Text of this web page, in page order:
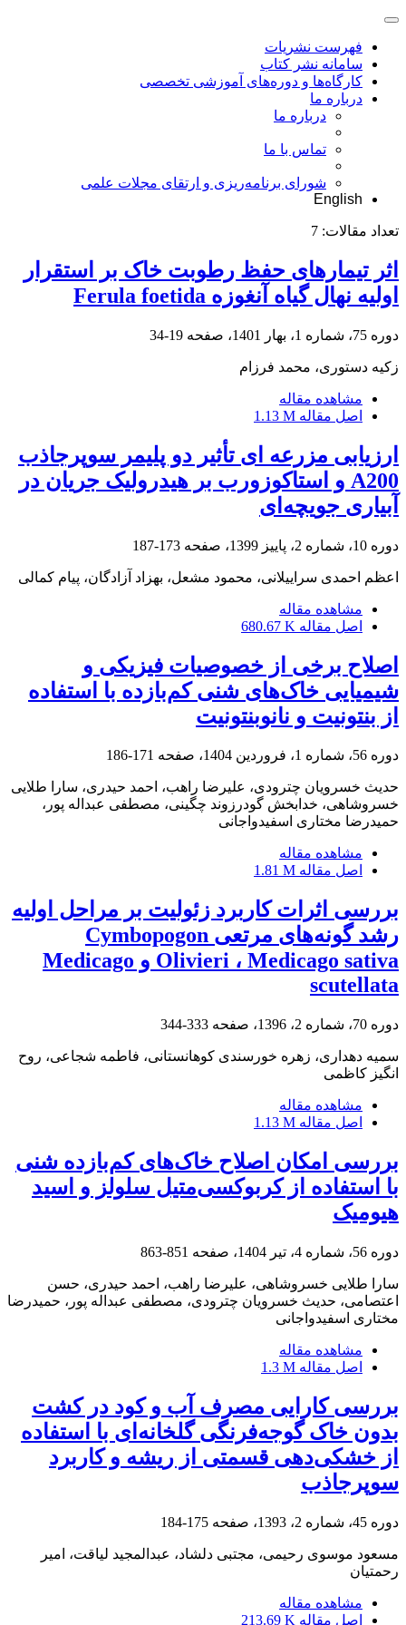
فهرست نشریات
سامانه نشر کتاب
کارگاه‌ها و دوره‌های آموزشی تخصصی
درباره ما
درباره ما
تماس با ما
شورای برنامه‌ریزی و ارتقای مجلات علمی
English
تعداد مقالات: 7
اثر تیمارهای حفظ رطوبت خاک بر استقرار
اولیه نهال گیاه آنغوزه Ferula foetida
دوره 75، شماره 1، بهار 1401، صفحه 19-34
زکیه دستوری، محمد فرزام
مشاهده مقاله
اصل مقاله 1.13 M
ارزیابی مزرعه ای تأثیر دو پلیمر سوپرجاذب
A200 و استاکوزورب بر هیدرولیک جریان در
آبیاری جویچه‌ای
دوره 10، شماره 2، پاییز 1399، صفحه 173-187
اعظم احمدی سراییلانی، محمود مشعل، بهزاد آزادگان، پیام کمالی
مشاهده مقاله
اصل مقاله 680.67 K
اصلاح برخی از خصوصیات فیزیکی و
شیمیایی خاک‌‌های شنی کم‌بازده با استفاده
از بنتونیت و نانوبنتونیت
دوره 56، شماره 1، فروردین 1404، صفحه 171-186
حدیث خسرویان چترودی، علیرضا راهب، احمد حیدری، سارا طلایی
خسروشاهی، خدابخش گودرزوند چگینی، مصطفی عبداله پور،
حمیدرضا مختاری اسفیدواجانی
مشاهده مقاله
اصل مقاله 1.81 M
بررسی اثرات کاربرد زئولیت بر مراحل اولیه
رشد گونه‌های مرتعی Cymbopogon
Olivieri ، Medicago sativa و Medicago
scutellata
دوره 70، شماره 2، 1396، صفحه 333-344
سمیه دهداری، زهره خورسندی کوهانستانی، فاطمه شجاعی، روح
انگیز کاظمی
مشاهده مقاله
اصل مقاله 1.13 M
بررسی امکان اصلاح خاک‌های کم‌بازده شنی
با استفاده از کربوکسی‌متیل سلولز و اسید
هیومیک
دوره 56، شماره 4، تیر 1404، صفحه 851-863
سارا طلایی خسروشاهی، علیرضا راهب، احمد حیدری، حسن
اعتصامی، حدیث خسرویان چترودی، مصطفی عبداله پور، حمیدرضا
مختاری اسفیدواجانی
مشاهده مقاله
اصل مقاله 1.3 M
بررسی کارایی مصرف آب و کود در کشت
بدون خاک گوجه‌‏‌فرنگی گلخانه‏‌ای با استفاده
از خشکی‏‌دهی قسمتی از ریشه و کاربرد
سوپرجاذب
دوره 45، شماره 2، 1393، صفحه 175-184
مسعود موسوی رحیمی، مجتبی دلشاد، عبدالمجید لیاقت، امیر
رحمتیان
مشاهده مقاله
اصل مقاله 213.69 K